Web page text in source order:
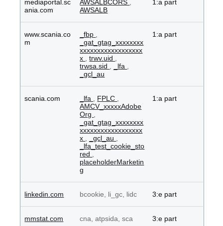
mediaportal.sc
ania.com
AWSALBCORS
AWSALB
1:a part
www.scania.co
m
_fbp
_gat_gtag_xxxxxxxx
xxxxxxxxxxxxxxxxxx
x
,trwv.uid
trwsa.sid
_lfa
_gcl_au
1:a part
scania.com _lfa FPLC
AMCV_xxxxxAdobe
Org
_gat_gtag_xxxxxxxx
xxxxxxxxxxxxxxxxxx
x
_gcl_au
_lfa_test_cookie_sto
red
placeholderMarketin
g
1:a part
linkedin.com bcookie, li_gc, lidc 3:e part
mmstat.com cna, atpsida, sca 3:e part